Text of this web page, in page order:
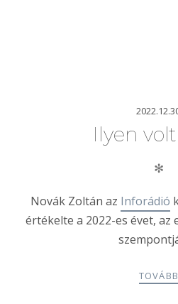
Ilyen
✻
Novák Zoltán az Inforádió
értékelte a 2022-es évet, az
TOVÁBB